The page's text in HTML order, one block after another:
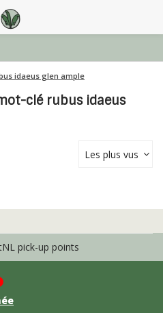
idaeus glen ample
clé rubus idaeus
Les plus vus
pick-up points